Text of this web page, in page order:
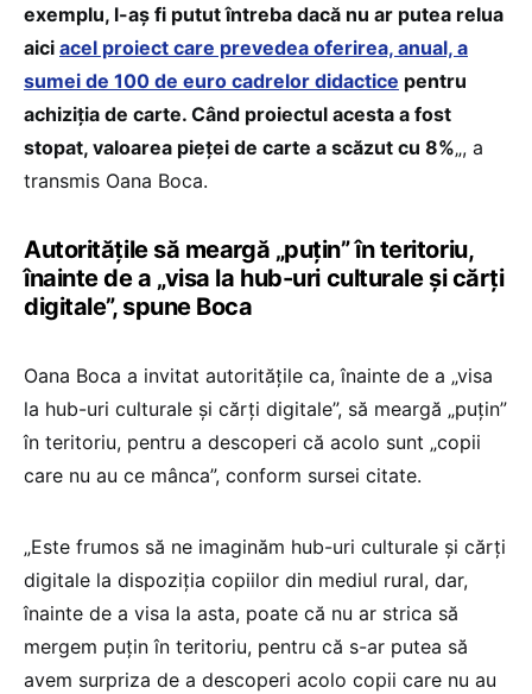
exemplu, l-aş fi putut întreba dacă nu ar putea relua
aici acel proiect care prevedea oferirea, anual, a
sumei de 100 de euro cadrelor didactice pentru
achiziţia de carte. Când proiectul acesta a fost
stopat, valoarea pieţei de carte a scăzut cu 8%„, a
transmis Oana Boca.
Autoritățile să meargă „puțin” în teritoriu,
înainte de a „visa la hub-uri culturale şi cărţi
digitale”, spune Boca
Oana Boca a invitat autorităţile ca, înainte de a „visa
la hub-uri culturale şi cărţi digitale”, să meargă „puţin”
în teritoriu, pentru a descoperi că acolo sunt „copii
care nu au ce mânca”, conform sursei citate.
„Este frumos să ne imaginăm hub-uri culturale şi cărţi
digitale la dispoziţia copiilor din mediul rural, dar,
înainte de a visa la asta, poate că nu ar strica să
mergem puţin în teritoriu, pentru că s-ar putea să
avem surpriza de a descoperi acolo copii care nu au